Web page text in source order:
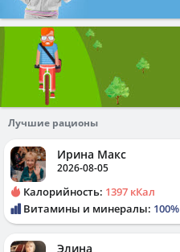
Лучшие рационы
Ирина Макс
2026-08-05
Калорийность: 1397 кКал
Витамины и минералы: 100%
Элина